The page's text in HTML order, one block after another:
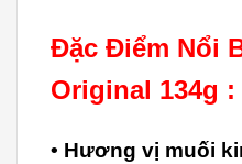
Đặc Điểm Nổi
Original 134g :
• Hương vị muối